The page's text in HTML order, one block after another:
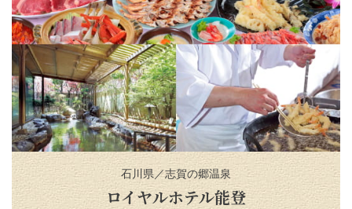
石川県／志賀の郷温泉
ロイヤルホテル能登